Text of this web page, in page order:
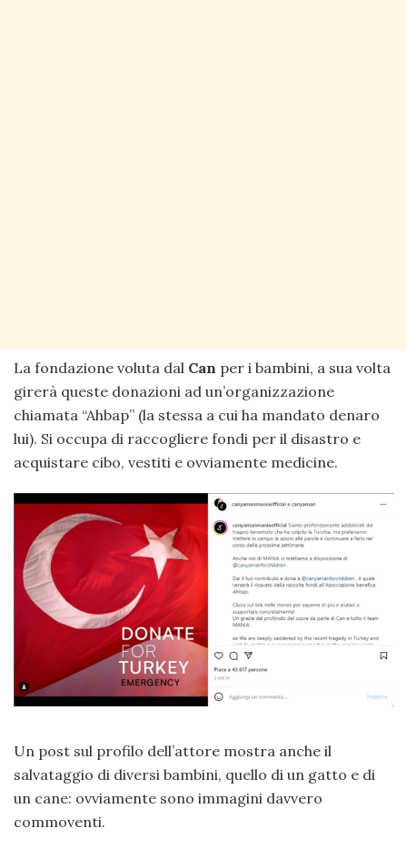
La fondazione voluta dal Can per i bambini, a sua volta
girerà queste donazioni ad un’organizzazione
chiamata “Ahbap” (la stessa a cui ha mandato denaro
lui). Si occupa di raccogliere fondi per il disastro e
acquistare cibo, vestiti e ovviamente medicine.
Un post sul profilo dell’attore mostra anche il
salvataggio di diversi bambini, quello di un gatto e di
un cane: ovviamente sono immagini davvero
commoventi.